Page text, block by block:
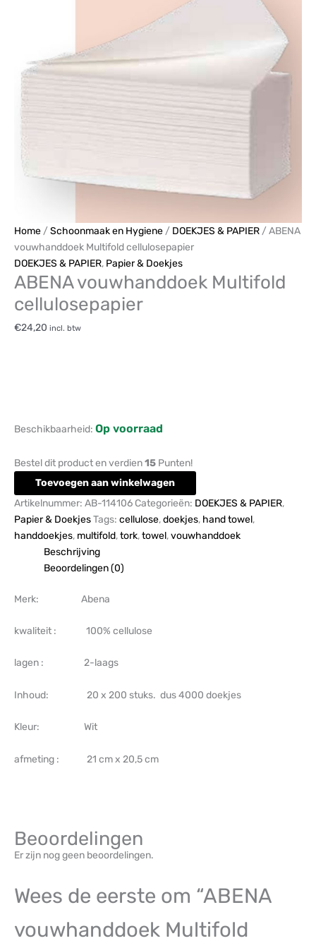
Home /Schoonmaak en Hygiene / DOEKJES & PAPIER / ABENA
vouwhanddoek Multifold cellulosepapier
DOEKJES & PAPIER, Papier & Doekjes
ABENA vouwhanddoek Multifold
cellulosepapier
€24,20 incl. btw
Beschikbaarheid: Op voorraad
Bestel dit product en verdien15 Punten!
Toevoegen aan winkelwagen
Artikelnummer: AB-114106 Categorieën: DOEKJES & PAPIER,
Papier & DoekjesTags: cellulose,doekjes, hand towel,
handdoekjes, multifold,tork,towel,vouwhanddoek
Beschrijving
Beoordelingen (0)
Merk: Abena
kwaliteit : 100% cellulose
lagen : 2-laags
Inhoud: 20 x 200 stuks. dus 4000 doekjes
Kleur: Wit
afmeting : 21 cm x 20,5 cm
Beoordelingen
Er zijn nog geen beoordelingen.
Wees de eerste om “ABENA
vouwhanddoek Multifold